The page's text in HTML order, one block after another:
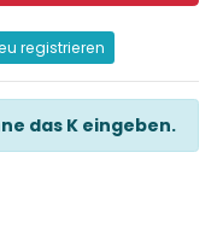
registrieren
das K eingeben.